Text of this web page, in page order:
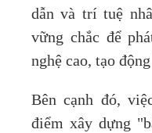
dẫn và trí tuệ
vững chắc để
nghệ cao, tạo
Bên cạnh đó,
điểm xây dựng